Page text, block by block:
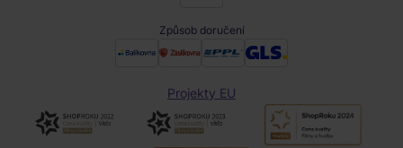
Způsob doručení
Projekty EU